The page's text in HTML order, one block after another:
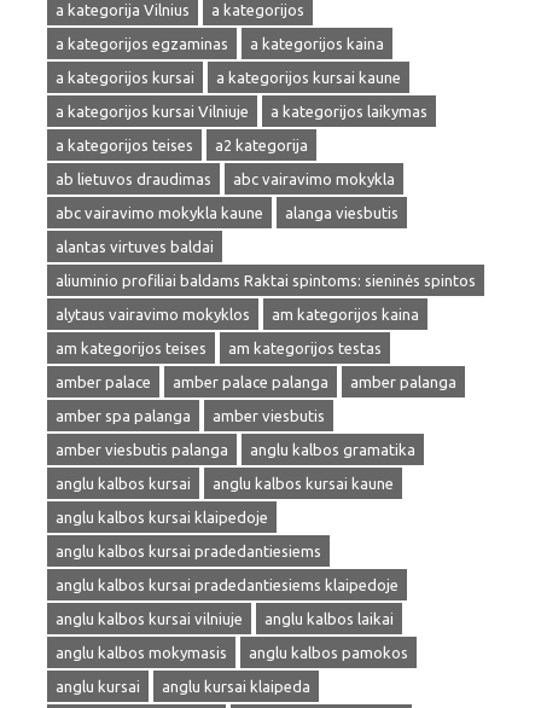
a kategorija Vilnius
a kategorijos
a kategorijos egzaminas
a kategorijos kaina
a kategorijos kursai
a kategorijos kursai kaune
a kategorijos kursai Vilniuje
a kategorijos laikymas
a kategorijos teises
a2 kategorija
ab lietuvos draudimas
abc vairavimo mokykla
abc vairavimo mokykla kaune
alanga viesbutis
alantas virtuves baldai
aliuminio profiliai baldams Raktai spintoms: sieninės spintos
alytaus vairavimo mokyklos
am kategorijos kaina
am kategorijos teises
am kategorijos testas
amber palace
amber palace palanga
amber palanga
amber spa palanga
amber viesbutis
amber viesbutis palanga
anglu kalbos gramatika
anglu kalbos kursai
anglu kalbos kursai kaune
anglu kalbos kursai klaipedoje
anglu kalbos kursai pradedantiesiems
anglu kalbos kursai pradedantiesiems klaipedoje
anglu kalbos kursai vilniuje
anglu kalbos laikai
anglu kalbos mokymasis
anglu kalbos pamokos
anglu kursai
anglu kursai klaipeda